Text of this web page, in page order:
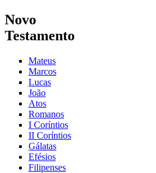
Novo
Testamento
Mateus
Marcos
Lucas
João
Atos
Romanos
I Coríntios
II Coríntios
Gálatas
Efésios
Filipenses